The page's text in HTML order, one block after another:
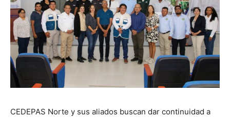
CEDEPAS Norte y sus aliados buscan dar continuidad a